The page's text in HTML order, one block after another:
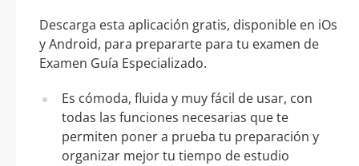
Descarga esta aplicación gratis, disponible en iOs
y Android, para prepararte para tu examen de
Examen Guía Especializado.
Es cómoda, fluida y muy fácil de usar, con
todas las funciones necesarias que te
permiten poner a prueba tu preparación y
organizar mejor tu tiempo de estudio